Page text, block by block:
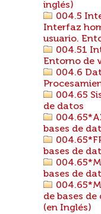
inglés)
004.5
Interfaz
usuario.
004.51
Entorno de
004.6
004.65
de datos
bases de
bases de
bases de
de bases
(en Inglés)